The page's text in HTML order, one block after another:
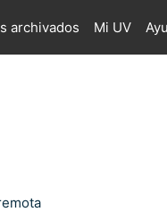
archivados Mi UV